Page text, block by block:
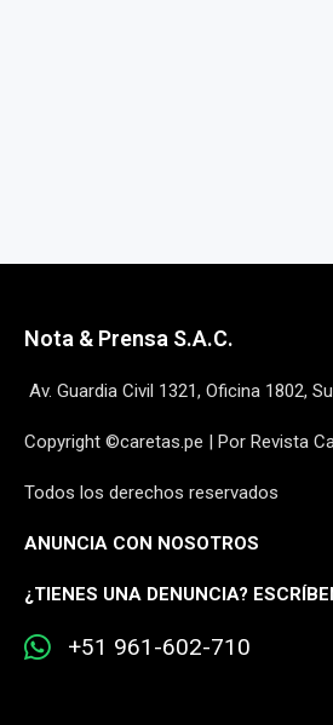
Nota & Prensa S.A.C.
Av. Guardia Civil 1321, Oficina 1802,
Copyright ©caretas.pe | Por Revista
Todos los derechos reservados
ANUNCIA CON NOSOTROS
¿TIENES UNA DENUNCIA?
+51 961-602-710